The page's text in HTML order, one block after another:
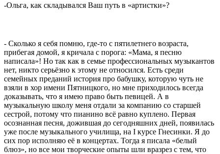
-Ольга, как складывался Ваш путь в «артистки»?
- Сколько я себя помню, где-то с пятилетнего возраста,
прибегая домой, я кричала с порога: «Мама, я песню
написала»! Но так как в семье профессиональных музыкантов
нет, никто серьёзно к этому не относился. Есть среди
семейных преданий история про бабушку, которую чуть не
взяли в хор имени Пятницкого, но мне приходилось всегда
доказывать, что я имею право быть певицей. А в
музыкальную школу меня отдали за компанию со старшей
сестрой, потому что пианино всё равно куплено. Первая
осознанная песня, дожившая до сегодняшних дней, появилась
уже после музыкального училища, на I курсе Гнесинки. Я до
сих пор исполняю её в концертах. Тогда я писала «белый
блюз», но все мои творческие опыты шли вразрез с тем, что